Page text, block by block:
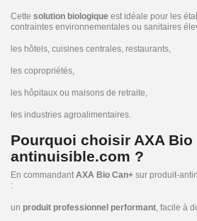
Cette solution biologique est idéale pour les
contraintes environnementales ou sanitaires
les hôtels, cuisines centrales, restaurants,
les copropriétés,
les hôpitaux ou maisons de retraite,
les industries agroalimentaires.
Pourquoi choisir AXA
antinuisible.com ?
En commandantAXA Bio Can+ sur produit-
:
un produit professionnel performant, facile à